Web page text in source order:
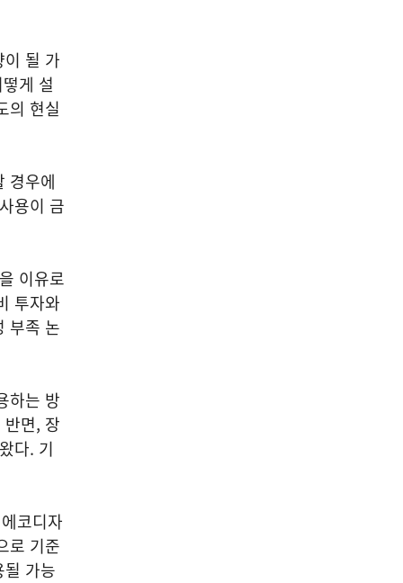
될 가
게 설
의 현실
경우에
용이 금
이유로
투자와
부족 논
하는 방
면, 장
다. 기
코디자
로 기준
가능